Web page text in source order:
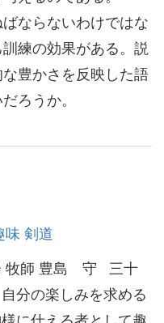
ならないわけではな
練の効果がある。説
豊かさを反映した語
ろうか。
味 剣道
牧師 豊島 守 三十
分の楽しみを求める